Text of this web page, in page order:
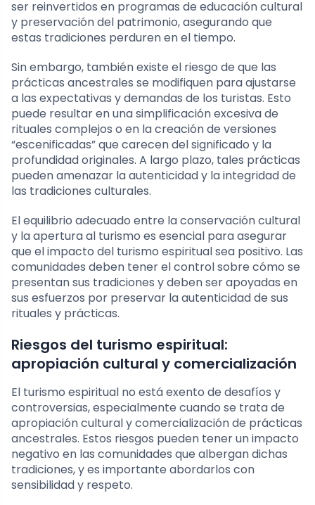
ser reinvertidos en programas de educación cultural
y preservación del patrimonio, asegurando que
estas tradiciones perduren en el tiempo.
Sin embargo, también existe el riesgo de que las
prácticas ancestrales se modifiquen para ajustarse
a las expectativas y demandas de los turistas. Esto
puede resultar en una simplificación excesiva de
rituales complejos o en la creación de versiones
“escenificadas” que carecen del significado y la
profundidad originales. A largo plazo, tales prácticas
pueden amenazar la autenticidad y la integridad de
las tradiciones culturales.
El equilibrio adecuado entre la conservación cultural
y la apertura al turismo es esencial para asegurar
que el impacto del turismo espiritual sea positivo. Las
comunidades deben tener el control sobre cómo se
presentan sus tradiciones y deben ser apoyadas en
sus esfuerzos por preservar la autenticidad de sus
rituales y prácticas.
Riesgos del turismo espiritual:
apropiación cultural y comercialización
El turismo espiritual no está exento de desafíos y
controversias, especialmente cuando se trata de
apropiación cultural y comercialización de prácticas
ancestrales. Estos riesgos pueden tener un impacto
negativo en las comunidades que albergan dichas
tradiciones, y es importante abordarlos con
sensibilidad y respeto.